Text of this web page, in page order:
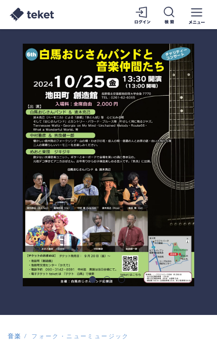
音楽 フォーク・ニューミュージック